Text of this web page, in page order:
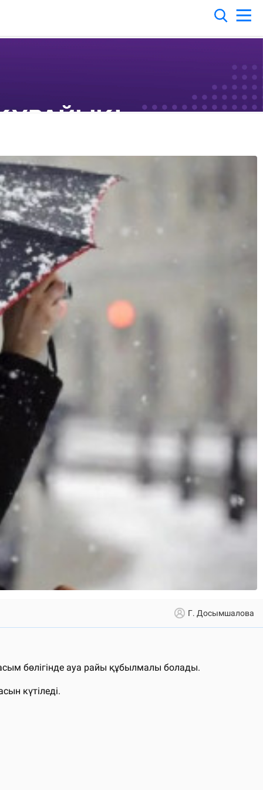
Г. Досымшалова
бөлігінде ауа райы құбылмалы болады.
күтіледі.